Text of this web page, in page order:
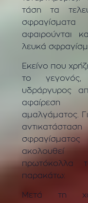
τάση τα
αφαιρούνται
λευκά
Εκείνο που
το γεγονός,
υδράργυρος
αφαίρεση
αμαλγάματος.
ακολουθεί
πρωτόκολλα
παρακάτω:
Μετά τη